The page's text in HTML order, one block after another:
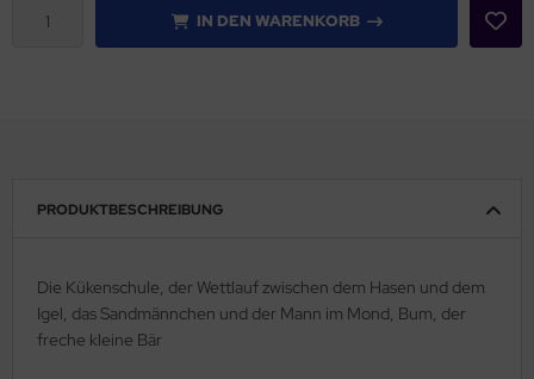
IN DEN WARENKORB
PRODUKTBESCHREIBUNG
Die Kükenschule, der Wettlauf zwischen dem Hasen und dem
Igel, das Sandmännchen und der Mann im Mond, Bum, der
freche kleine Bär
Spielsachen